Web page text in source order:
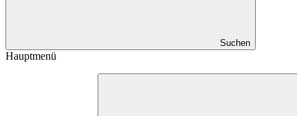
Suchen
Hauptmenü